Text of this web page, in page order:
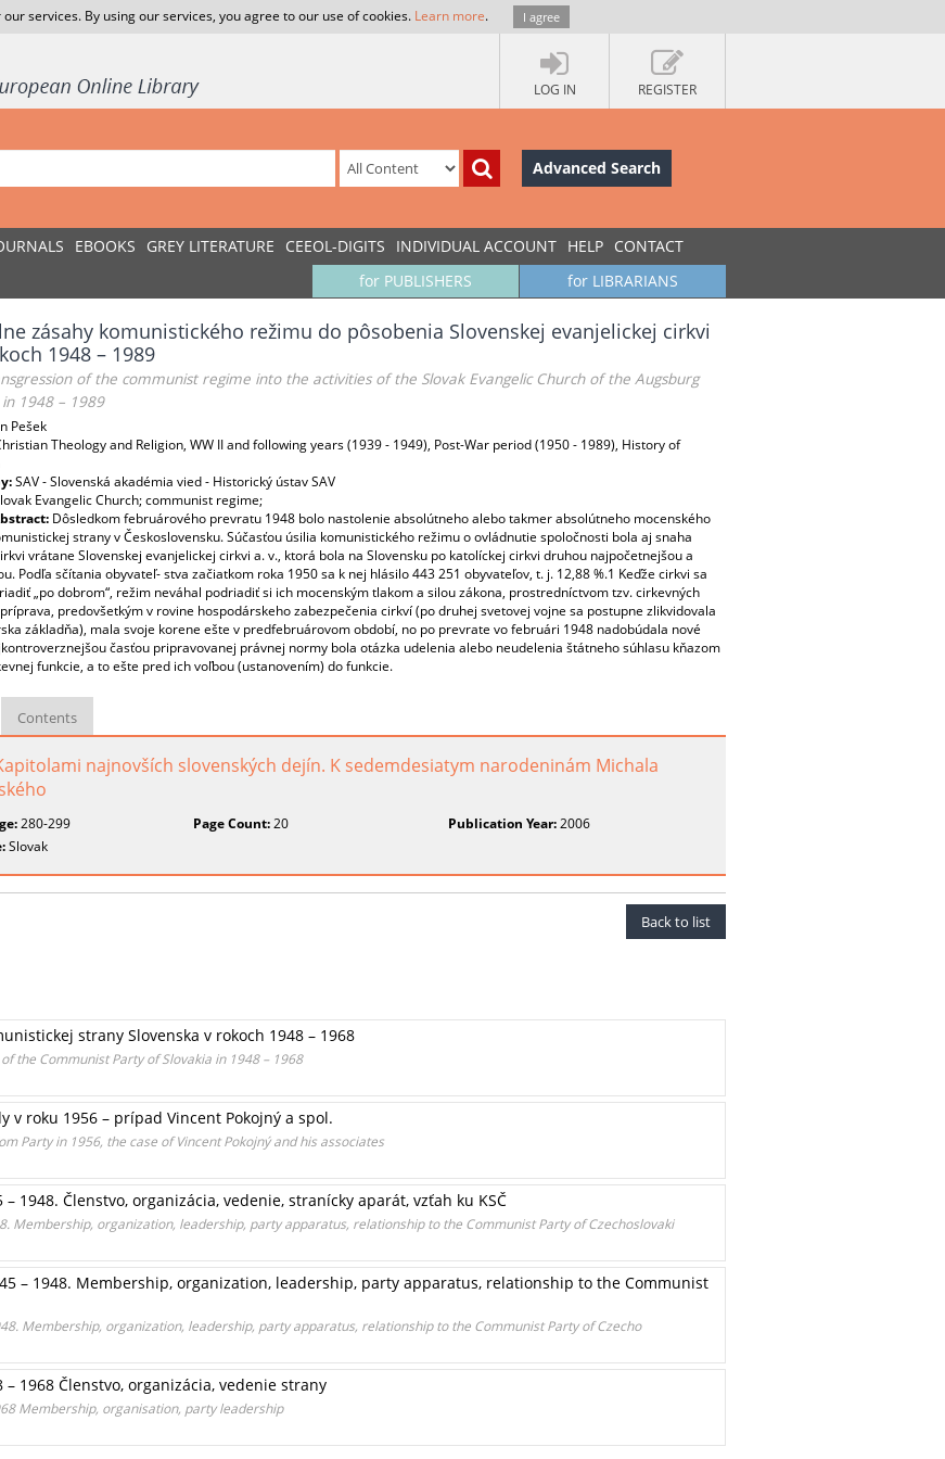
services. By using our services, you agree to our use of cookies. Learn more. I agree
LOG IN REGISTER
Advanced Search
EBOOKS GREY LITERATURE CEEOL-DIGITS INDIVIDUAL ACCOUNT HELP CONTACT
for LIBRARIANS
for PUBLISHERS
zásahy komunistického režimu do pôsobenia Slovenskej evanjelickej cirkvi
1948 – 1989
of the communist regime into the activities of the Slovak Evangelic Church of the Augsburg
1948 – 1989
Pešek
Theology and Religion, WW II and following years (1939 - 1949), Post-War period (1950 - 1989), History of
SAV - Slovenská akadémia vied - Historický ústav SAV
Evangelic Church; communist regime;
Dôsledkom februárového prevratu 1948 bolo nastolenie absolútneho alebo takmer absolútneho mocenského
strany v Československu. Súčasťou úsilia komunistického režimu o ovládnutie spoločnosti bola aj snaha
vrátane Slovenskej evanjelickej cirkvi a. v., ktorá bola na Slovensku po katolíckej cirkvi druhou najpočetnejšou a
Podľa sčítania obyvateľ- stva začiatkom roka 1950 sa k nej hlásilo 443 251 obyvateľov, t. j. 12,88 %.1 Keďže cirkvi sa
„po dobrom“, režim neváhal podriadiť si ich mocenským tlakom a silou zákona, prostredníctvom tzv. cirkevných
predovšetkým v rovine hospodárskeho zabezpečenia cirkví (po druhej svetovej vojne sa postupne zlikvidovala
základňa), mala svoje korene ešte v predfebruárovom období, no po prevrate vo februári 1948 nadobúdala nové
časťou pripravovanej právnej normy bola otázka udelenia alebo neudelenia štátneho súhlasu kňazom
funkcie, a to ešte pred ich voľbou (ustanovením) do funkcie.
Contents
najnovších slovenských dejín. K sedemdesiatym narodeninám Michala
280-299 Page Count:20 Publication Year:2006
Slovak
Back to list
strany Slovenska v rokoch 1948 – 1968
the Communist Party of Slovakia in 1948 – 1968
v roku 1956 – prípad Vincent Pokojný a spol.
Party in 1956, the case of Vincent Pokojný and his associates
1948. Členstvo, organizácia, vedenie, stranícky aparát, vzťah ku KSČ
Membership, organization, leadership, party apparatus, relationship to the Communist Party of Czechoslovaki
– 1948. Membership, organization, leadership, party apparatus, relationship to the Communist
Membership, organization, leadership, party apparatus, relationship to the Communist Party of Czecho
1968 Členstvo, organizácia, vedenie strany
Membership, organisation, party leadership